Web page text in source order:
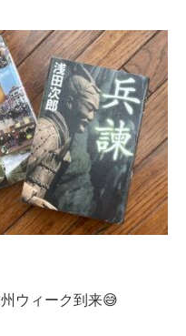
ウィーク到来😅